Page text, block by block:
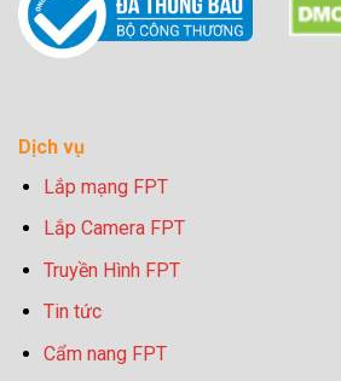
Dịch vụ
Lắp mạng FPT
Lắp Camera FPT
Truyền Hình FPT
Tin tức
Cẩm nang FPT